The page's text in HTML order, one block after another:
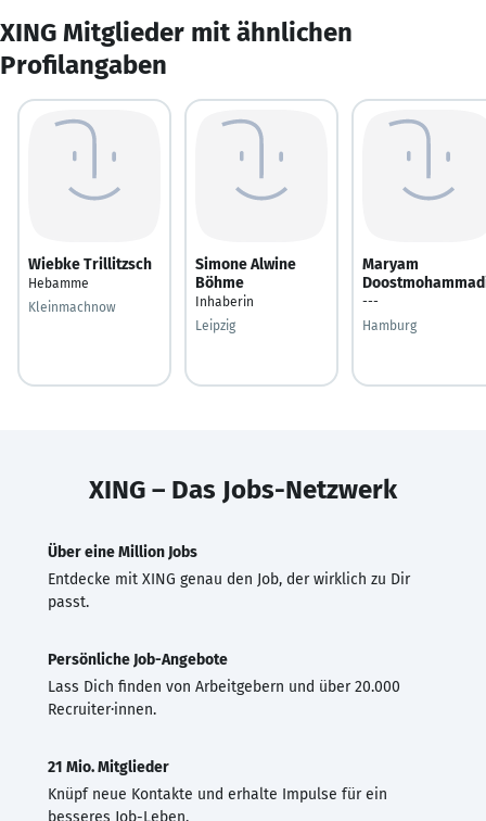
XING Mitglieder mit ähnlichen
Profilangaben
Wiebke Trillitzsch
Hebamme
Kleinmachnow
Simone Alwine
Böhme
Inhaberin
Leipzig
Maryam
---
Hamburg
XING – Das Jobs-Netzwerk
Über eine Million Jobs
Entdecke mit XING genau den Job, der wirklich zu Dir
passt.
Persönliche Job-Angebote
Lass Dich finden von Arbeitgebern und über 20.000
Recruiter·innen.
21 Mio. Mitglieder
Knüpf neue Kontakte und erhalte Impulse für ein
besseres Job-Leben.